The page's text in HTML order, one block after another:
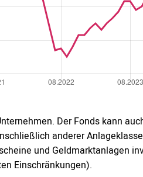
Der Fonds kann
anderer
und Geldmarktanlagen
Einschränkungen).